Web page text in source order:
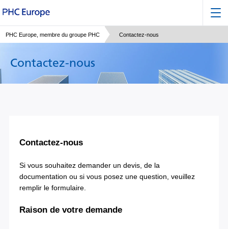
PHC Europe, membre du groupe PHC Contactez-nous
Contactez-nous